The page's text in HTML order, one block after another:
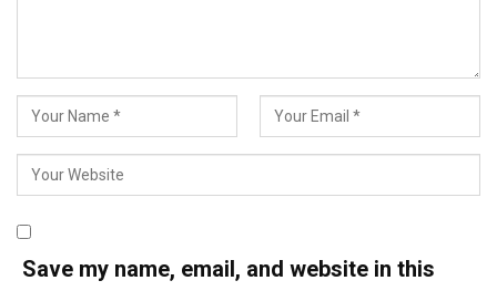
Save my name, email, and website in this